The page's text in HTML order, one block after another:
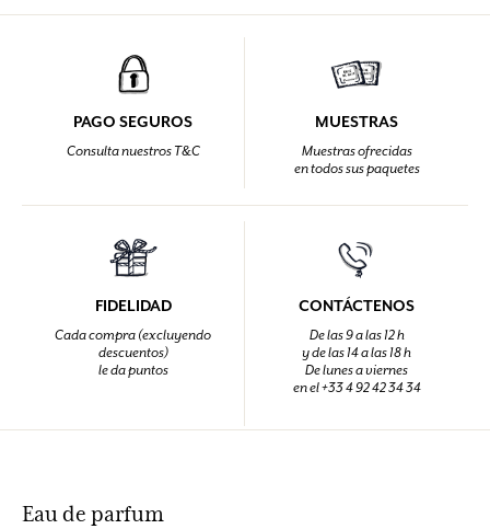
PAGO SEGUROS
Consulta nuestros T&C
MUESTRAS
Muestras ofrecidas
en todos sus paquetes
FIDELIDAD
Cada compra (excluyendo
descuentos)
le da puntos
CONTÁCTENOS
De las 9 a las 12 h
y de las 14 a las 18 h
De lunes a viernes
en el +33 4 92 42 34 34
Eau de parfum